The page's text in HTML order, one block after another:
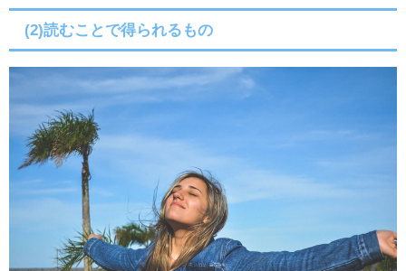
(2)読むことで得られるもの